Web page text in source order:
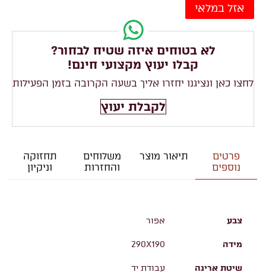
אזל במלאי
לא בטוחים איזה שטיח לבחור?
קבלו יעוץ מקצועי חינם!
לחצו כאן ונציגנו יחזרו אליך בשעה הקרובה בזמן הפעילות
לקבלת יעוץ
פרטים
נוספים
תיאור מוצר
משלוחים
והחזרות
תחזוקה
וניקיון
צבע אפור
מידה 290X190
שיטת אריגה עבודת יד